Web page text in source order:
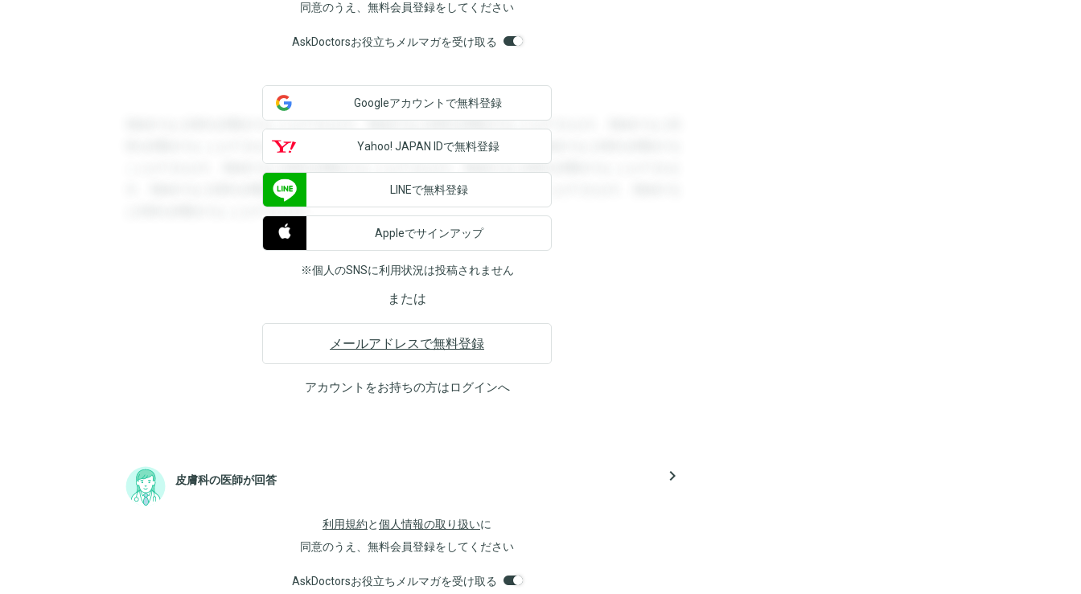
同意のうえ、無料会員登録をしてください
AskDoctorsお役立ちメルマガを受け取る
登録すると回答を閲覧することができます。登録すると回答を閲覧することができます。登録すると回
答を閲覧することができます。登録すると回答を閲覧することができます。登録すると回答を閲覧する
ことができます。登録すると回答を閲覧することができます。登録すると回答を閲覧することができま
す。登録すると回答を閲覧することができます。登録すると回答を閲覧することができます。登録する
と回答を閲覧することができます。
Googleアカウントで無料登録
Yahoo! JAPAN IDで無料登録
LINEで無料登録
Appleでサインアップ
※個人のSNSに利用状況は投稿されません
または
メールアドレスで無料登録
アカウントをお持ちの方はログインへ
皮膚科の医師が回答 navigate_next
利用規約と個人情報の取り扱いに
同意のうえ、無料会員登録をしてください
AskDoctorsお役立ちメルマガを受け取る